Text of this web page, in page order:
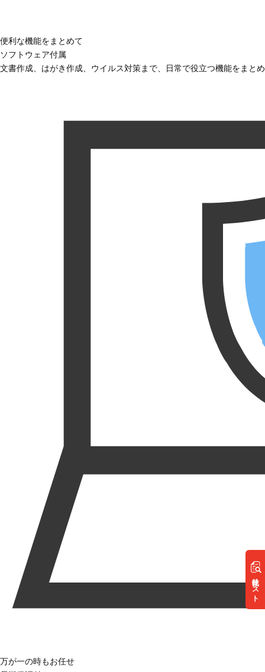
リスト
便利な機能をまとめて
ソフトウェア付属
文書作成、はがき作成、ウイルス対策まで、日常で役立つ機能をまと
万が一の時もお任せ